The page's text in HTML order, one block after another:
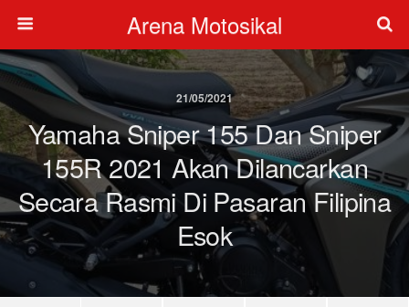
Arena Motosikal
21/05/2021
Yamaha Sniper 155 Dan Sniper
155R 2021 Akan Dilancarkan
Secara Rasmi Di Pasaran Filipina
Esok